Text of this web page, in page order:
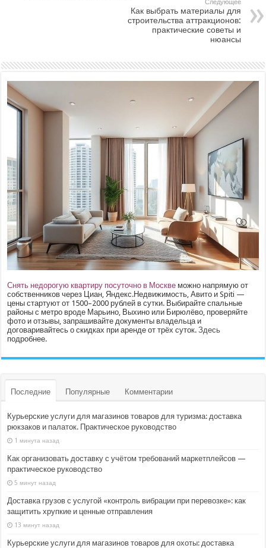
Следующее
Как выбрать материалы для
строительства аттракционов:
практические советы и
нюансы
Снять недорогую квартиру посуточно в Москве можно напрямую от
собственников через Циан, Яндекс.Недвижимость, Авито и Spiti —
цены стартуют от 1500–2000 рублей в сутки. Выбирайте спальные
районы с метро вроде Марьино, Выхино или Бирюлёво, проверяйте
фото и отзывы, запрашивайте документы владельца и
договаривайтесь о скидках при аренде от трёх суток.Здесь
подробнее.
Последние Популярные Комментарии
Курьерские услуги для магазинов товаров для туризма: доставка
рюкзаков и палаток. Практическое руководство
1 минута назад
Как организовать доставку с учётом требований маркетплейсов —
практическое руководство
5 минут назад
Доставка грузов с услугой «контроль вибрации при перевозке»: как
защитить хрупкие и ценные отправления
13 минут назад
Курьерские услуги для магазинов товаров для охоты: доставка